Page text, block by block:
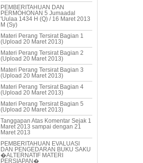
PEMBERITAHUAN DAN
PERMOHONAN 5 Jumaadal
'Uulaa 1434 H (Q) / 16 Maret 2013
M (Sy)
Materi Perang Tersirat Bagian 1
(Upload 20 Maret 2013)
Materi Perang Tersirat Bagian 2
(Upload 20 Maret 2013)
Materi Perang Tersirat Bagian 3
(Upload 20 Maret 2013)
Materi Perang Tersirat Bagian 4
(Upload 20 Maret 2013)
Materi Perang Tersirat Bagian 5
(Upload 20 Maret 2013)
Tanggapan Atas Komentar Sejak 1
Maret 2013 sampai dengan 21
Maret 2013
PEMBERITAHUAN EVALUASI
DAN PENGEDARAN BUKU SAKU
�ALTERNATIF MATERI
PERSIAPAN�